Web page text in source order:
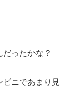
ったかな？
ビニであまり見